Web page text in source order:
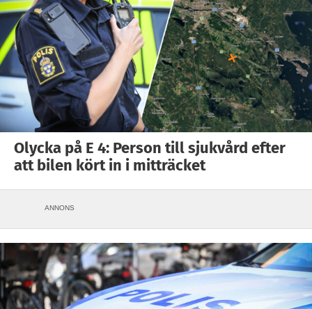
Olycka på E 4: Person till sjukvård efter
att bilen kört in i mitträcket
ANNONS